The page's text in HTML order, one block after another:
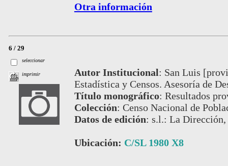
Otra información
6 / 29
seleccionar
imprimir Autor Institucional: San Luis
Estadística y Censos. Asesoría de
Título monográfico: Resultados
Colección: Censo Nacional de
Datos de edición: s.l.: La Dirección,
Ubicación: C/SL 1980 X8